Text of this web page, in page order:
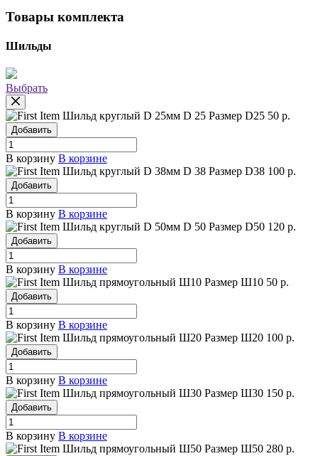
Товары комплекта
Шильды
Выбрать
Шильд круглый D 25мм D 25 Размер D25 50 р.
Добавить
В корзину В корзине
Шильд круглый D 38мм D 38 Размер D38 100 р.
Добавить
В корзину В корзине
Шильд круглый D 50мм D 50 Размер D50 120 р.
Добавить
В корзину В корзине
Шильд прямоугольный Ш10 Размер Ш10 50 р.
Добавить
В корзину В корзине
Шильд прямоугольный Ш20 Размер Ш20 100 р.
Добавить
В корзину В корзине
Шильд прямоугольный Ш30 Размер Ш30 150 р.
Добавить
В корзину В корзине
Шильд прямоугольный Ш50 Размер Ш50 280 р.